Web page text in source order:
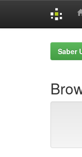
Saber